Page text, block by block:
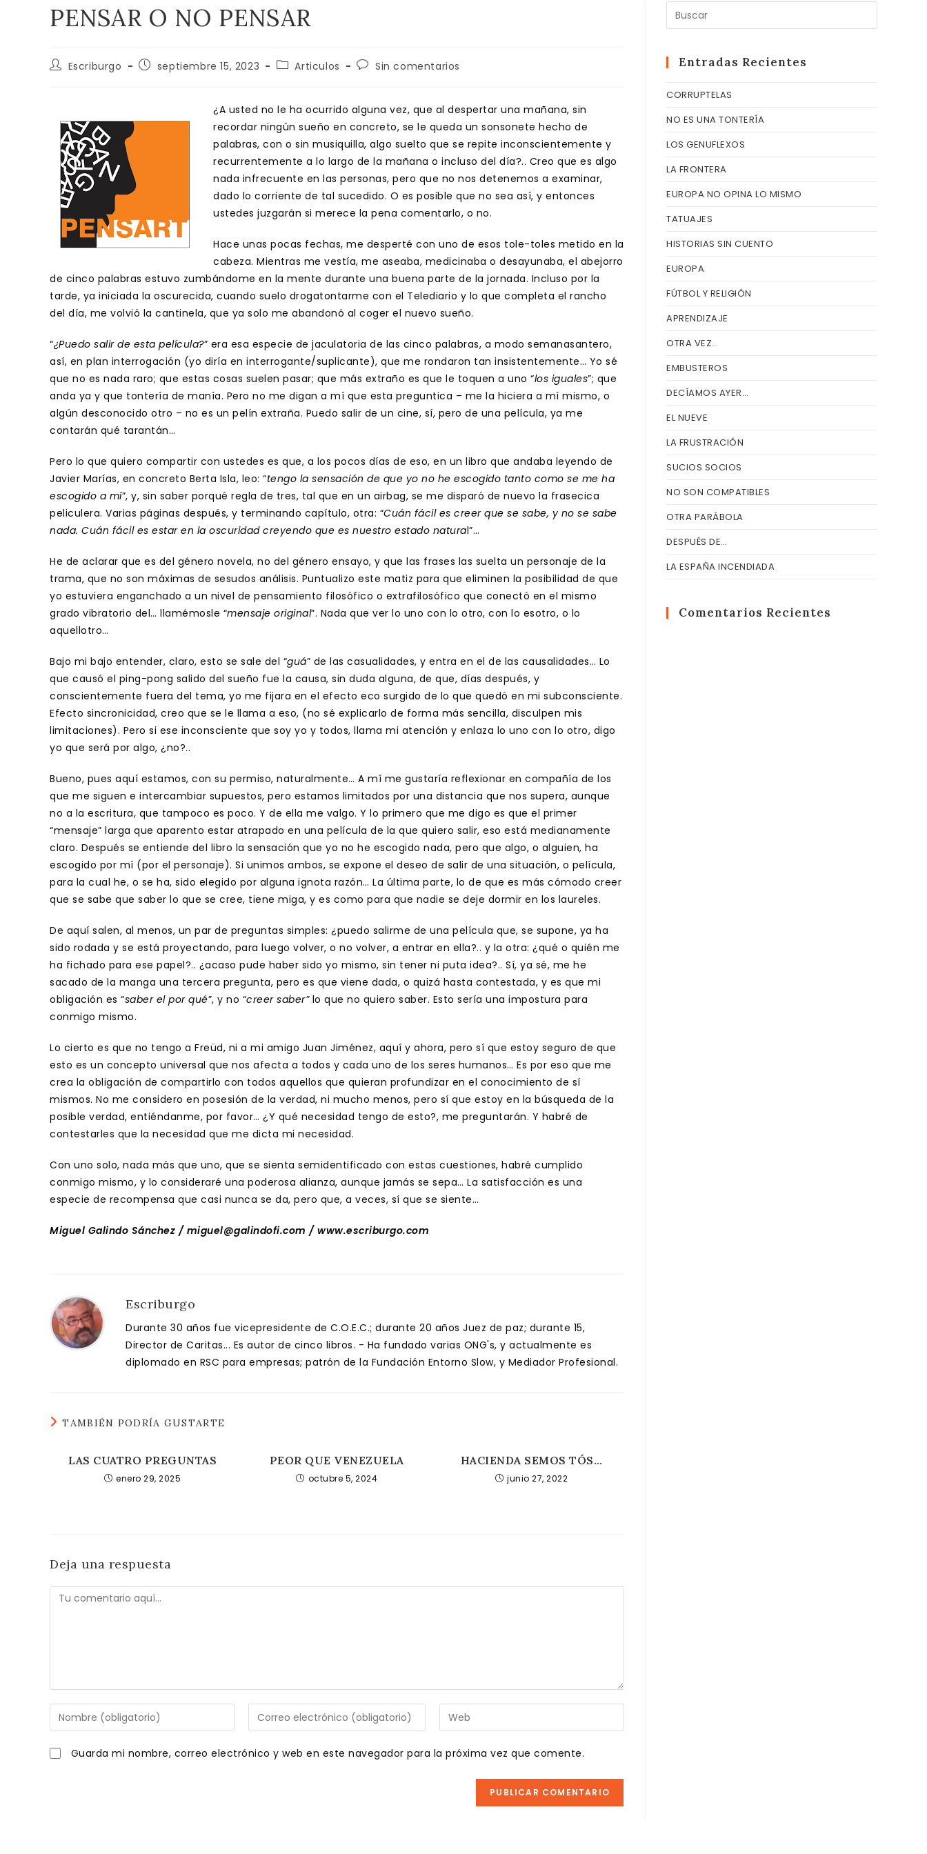
PENSAR O NO PENSAR
AutorEscriburgo
Publicación
septiembre 15, 2023
Categoría
entrada:
Articulos
Comentarios
entrada:
Sin comentarios
¿A usted no le ha ocurrido alguna vez, que al despertar una mañana, sin
recordar ningún sueño en concreto, se le queda un sonsonete hecho de
palabras, con o sin musiquilla, algo suelto que se repite inconscientemente y
recurrentemente a lo largo de la mañana o incluso del día?.. Creo que es algo
nada infrecuente en las personas, pero que no nos detenemos a examinar,
dado lo corriente de tal sucedido. O es posible que no sea así, y entonces
ustedes juzgarán si merece la pena comentarlo, o no.
Hace unas pocas fechas, me desperté con uno de esos tole-toles metido en la
cabeza. Mientras me vestía, me aseaba, medicinaba o desayunaba, el abejorro
de cinco palabras estuvo zumbándome en la mente durante una buena parte de la jornada. Incluso por la
tarde, ya iniciada la oscurecida, cuando suelo drogatontarme con el Telediario y lo que completa el rancho
del día, me volvió la cantinela, que ya solo me abandonó al coger el nuevo sueño.
“¿Puedo salir de esta película?” era esa especie de jaculatoria de las cinco palabras, a modo semanasantero,
así, en plan interrogación (yo diría en interrogante/suplicante), que me rondaron tan insistentemente… Yo sé
que no es nada raro; que estas cosas suelen pasar; que más extraño es que le toquen a uno “los iguales”; que
anda ya y que tontería de manía. Pero no me digan a mí que esta preguntica – me la hiciera a mí mismo, o
algún desconocido otro – no es un pelín extraña. Puedo salir de un cine, sí, pero de una película, ya me
contarán qué tarantán…
Pero lo que quiero compartir con ustedes es que, a los pocos días de eso, en un libro que andaba leyendo de
Javier Marías, en concreto Berta Isla, leo: “tengo la sensación de que yo no he escogido tanto como se me ha
escogido a mí”, y, sin saber porqué regla de tres, tal que en un airbag, se me disparó de nuevo la frasecica
peliculera. Varias páginas después, y terminando capítulo, otra: “Cuán fácil es creer que se sabe, y no se sabe
nada. Cuán fácil es estar en la oscuridad creyendo que es nuestro estado natural”…
He de aclarar que es del género novela, no del género ensayo, y que las frases las suelta un personaje de la
trama, que no son máximas de sesudos análisis. Puntualizo este matiz para que eliminen la posibilidad de que
yo estuviera enganchado a un nivel de pensamiento filosófico o extrafilosófico que conectó en el mismo
grado vibratorio del… llamémosle “mensaje original”. Nada que ver lo uno con lo otro, con lo esotro, o lo
aquellotro…
Bajo mi bajo entender, claro, esto se sale del “guá” de las casualidades, y entra en el de las causalidades… Lo
que causó el ping-pong salido del sueño fue la causa, sin duda alguna, de que, días después, y
conscientemente fuera del tema, yo me fijara en el efecto eco surgido de lo que quedó en mi subconsciente.
Efecto sincronicidad, creo que se le llama a eso, (no sé explicarlo de forma más sencilla, disculpen mis
limitaciones). Pero si ese inconsciente que soy yo y todos, llama mi atención y enlaza lo uno con lo otro, digo
yo que será por algo, ¿no?..
Bueno, pues aquí estamos, con su permiso, naturalmente… A mí me gustaría reflexionar en compañía de los
que me siguen e intercambiar supuestos, pero estamos limitados por una distancia que nos supera, aunque
no a la escritura, que tampoco es poco. Y de ella me valgo. Y lo primero que me digo es que el primer
“mensaje” larga que aparento estar atrapado en una película de la que quiero salir, eso está medianamente
claro. Después se entiende del libro la sensación que yo no he escogido nada, pero que algo, o alguien, ha
escogido por mí (por el personaje). Si unimos ambos, se expone el deseo de salir de una situación, o película,
para la cual he, o se ha, sido elegido por alguna ignota razón… La última parte, lo de que es más cómodo creer
que se sabe que saber lo que se cree, tiene miga, y es como para que nadie se deje dormir en los laureles.
De aquí salen, al menos, un par de preguntas simples: ¿puedo salirme de una película que, se supone, ya ha
sido rodada y se está proyectando, para luego volver, o no volver, a entrar en ella?.. y la otra: ¿qué o quién me
ha fichado para ese papel?.. ¿acaso pude haber sido yo mismo, sin tener ni puta idea?.. Sí, ya sé, me he
sacado de la manga una tercera pregunta, pero es que viene dada, o quizá hasta contestada, y es que mi
obligación es “saber el por qué”, y no “creer saber”lo que no quiero saber. Esto sería una impostura para
conmigo mismo.
Lo cierto es que no tengo a Freüd, ni a mi amigo Juan Jiménez, aquí y ahora, pero sí que estoy seguro de que
esto es un concepto universal que nos afecta a todos y cada uno de los seres humanos… Es por eso que me
crea la obligación de compartirlo con todos aquellos que quieran profundizar en el conocimiento de sí
mismos. No me considero en posesión de la verdad, ni mucho menos, pero sí que estoy en la búsqueda de la
posible verdad, entiéndanme, por favor… ¿Y qué necesidad tengo de esto?, me preguntarán. Y habré de
contestarles que la necesidad que me dicta mi necesidad.
Con uno solo, nada más que uno, que se sienta semidentificado con estas cuestiones, habré cumplido
conmigo mismo, y lo consideraré una poderosa alianza, aunque jamás se sepa… La satisfacción es una
especie de recompensa que casi nunca se da, pero que, a veces, sí que se siente…
Miguel Galindo Sánchez / miguel@galindofi.com / www.escriburgo.com
Escriburgo
Durante 30 años fue vicepresidente de C.O.E.C.; durante 20 años Juez de paz; durante 15,
Director de Caritas... Es autor de cinco libros. - Ha fundado varias ONG's, y actualmente es
diplomado en RSC para empresas; patrón de la Fundación Entorno Slow, y Mediador Profesional.
TAMBIÉN PODRÍA GUSTARTE
LAS CUATRO PREGUNTAS
enero 29, 2025
PEOR QUE VENEZUELA
octubre 5, 2024
HACIENDA SEMOS TÓS…
junio 27, 2022
Deja una respuesta
Comentario
Introduce
tu
nombre
o
Introduce
tu
dirección
Introduce
la
de
Guarda mi nombre, correo electrónico y web en este navegador para la próxima vez que comente.
Escape
Entradas Recientes
CORRUPTELAS
NO ES UNA TONTERÍA
LOS GENUFLEXOS
LA FRONTERA
EUROPA NO OPINA LO MISMO
TATUAJES
HISTORIAS SIN CUENTO
EUROPA
FÚTBOL Y RELIGIÓN
APRENDIZAJE
OTRA VEZ…
EMBUSTEROS
DECÍAMOS AYER…
EL NUEVE
LA FRUSTRACIÓN
SUCIOS SOCIOS
NO SON COMPATIBLES
OTRA PARÁBOLA
DESPUÉS DE…
LA ESPAÑA INCENDIADA
Comentarios Recientes